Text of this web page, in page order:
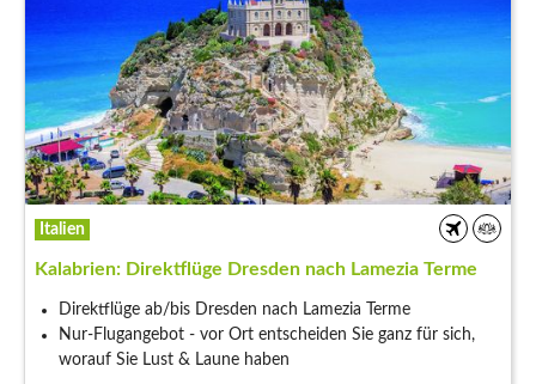
Italien
Kalabrien: Direktflüge Dresden nach Lamezia Terme
Direktflüge ab/bis Dresden nach Lamezia Terme
Nur-Flugangebot - vor Ort entscheiden Sie ganz für sich,
worauf Sie Lust & Laune haben